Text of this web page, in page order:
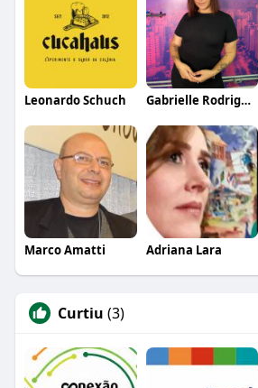
Leonardo Schuch Gabrielle Rodrigues
Marco Amatti Adriana Lara
Curtiu (3)